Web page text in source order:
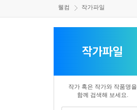
웰컴 작가파일
작가파일
작가 혹은 작가와 작품명을
함께 검색해 보세요.